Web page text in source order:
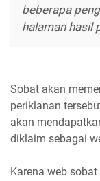
beberapa
halaman hasil
Sobat akan
periklanan
akan
diklaim sebagai
Karena web